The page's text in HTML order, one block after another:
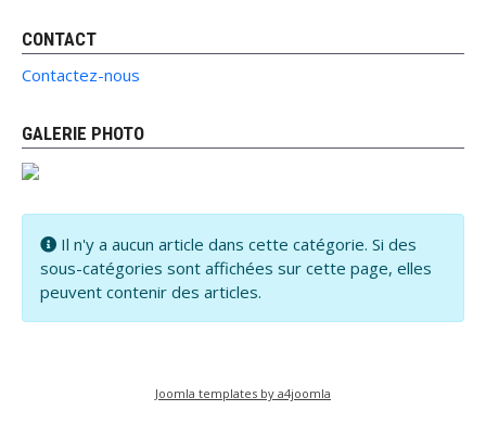
CONTACT
Contactez-nous
GALERIE PHOTO
Information
Il n'y a aucun article dans cette catégorie. Si des
sous-catégories sont affichées sur cette page, elles
peuvent contenir des articles.
Joomla templates by a4joomla